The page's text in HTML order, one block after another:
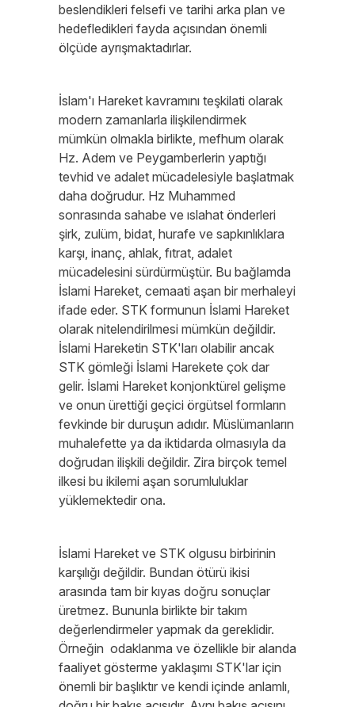
beslendikleri felsefi ve tarihi arka plan ve
hedefledikleri fayda açısından önemli
ölçüde ayrışmaktadırlar.
İslam'ı Hareket kavramını teşkilati olarak
modern zamanlarla ilişkilendirmek
mümkün olmakla birlikte, mefhum olarak
Hz. Adem ve Peygamberlerin yaptığı
tevhid ve adalet mücadelesiyle başlatmak
daha doğrudur. Hz Muhammed
sonrasında sahabe ve ıslahat önderleri
şirk, zulüm, bidat, hurafe ve sapkınlıklara
karşı, inanç, ahlak, fıtrat, adalet
mücadelesini sürdürmüştür. Bu bağlamda
İslami Hareket, cemaati aşan bir merhaleyi
ifade eder. STK formunun İslami Hareket
olarak nitelendirilmesi mümkün değildir.
İslami Hareketin STK'ları olabilir ancak
STK gömleği İslami Harekete çok dar
gelir. İslami Hareket konjonktürel gelişme
ve onun ürettiği geçici örgütsel formların
fevkinde bir duruşun adıdır. Müslümanların
muhalefette ya da iktidarda olmasıyla da
doğrudan ilişkili değildir. Zira birçok temel
ilkesi bu ikilemi aşan sorumluluklar
yüklemektedir ona.
İslami Hareket ve STK olgusu birbirinin
karşılığı değildir. Bundan ötürü ikisi
arasında tam bir kıyas doğru sonuçlar
üretmez. Bununla birlikte bir takım
değerlendirmeler yapmak da gereklidir.
Örneğin odaklanma ve özellikle bir alanda
faaliyet gösterme yaklaşımı STK'lar için
önemli bir başlıktır ve kendi içinde anlamlı,